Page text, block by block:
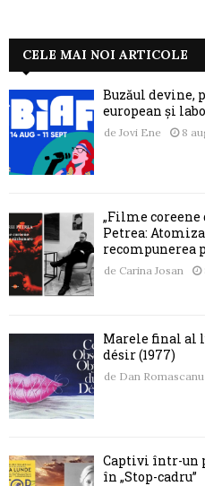
CELE MAI NOI ARTICOLE
Buzăul devine,
european și
de Jovi Ene 8
„Filme coreene
Petrea:
recompunerea
de Carina Josan
Marele final al
désir (1977)
de Dan Romascanu
Captivi într-un
în „Stop-cadru”